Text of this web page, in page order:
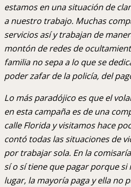
estamos en una situación de
a nuestro trabajo. Muchas
servicios así y trabajan de
montón de redes de
familia no sepa a lo que se
poder zafar de la policía, del
Lo más paradójico es que el
en esta campaña es de una
calle Florida y visitamos hace
contó todas las situaciones de
por trabajar sola. En la
sí o sí tiene que pagar porque si
lugar, la mayoría paga y ella no